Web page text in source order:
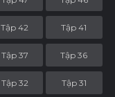
Tập 42 Tập 41
Tập 37 Tập 36
Tập 32 Tập 31